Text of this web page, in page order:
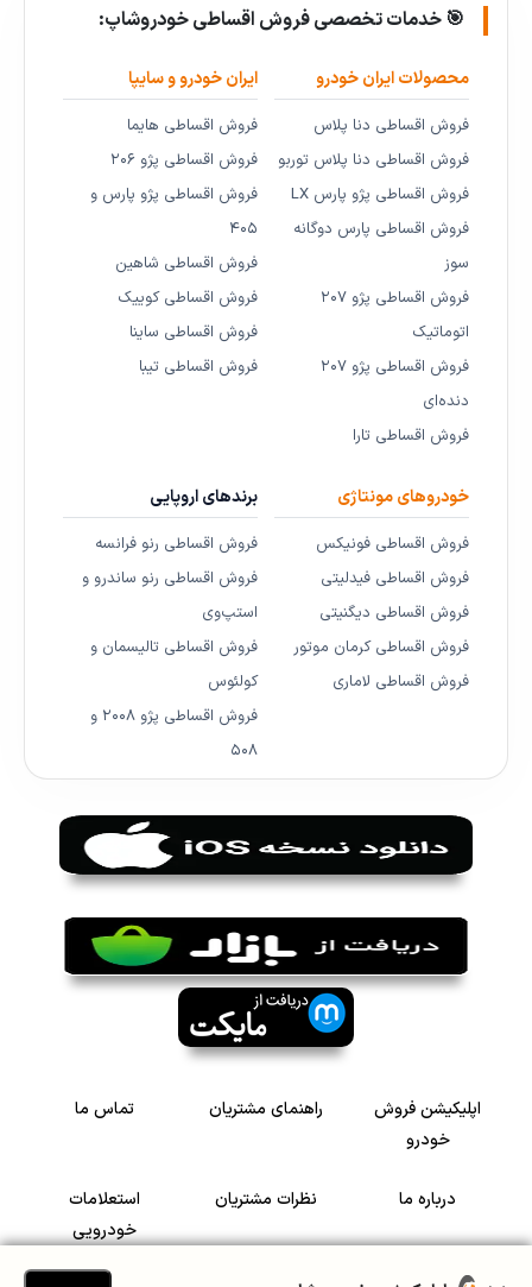
🎯 خدمات تخصصی فروش اقساطی خودروشاپ:
محصولات ایران خودرو
فروش اقساطی دنا پلاس
فروش اقساطی دنا پلاس توربو
فروش اقساطی پژو پارس LX
فروش اقساطی پارس دوگانه
سوز
فروش اقساطی پژو ۲۰۷
اتوماتیک
فروش اقساطی پژو ۲۰۷
دنده‌ای
فروش اقساطی تارا
ایران خودرو و سایپا
فروش اقساطی هایما
فروش اقساطی پژو ۲۰۶
فروش اقساطی پژو پارس و
۴۰۵
فروش اقساطی شاهین
فروش اقساطی کوییک
فروش اقساطی ساینا
فروش اقساطی تیبا
خودروهای مونتاژی
فروش اقساطی فونیکس
فروش اقساطی فیدلیتی
فروش اقساطی دیگنیتی
فروش اقساطی کرمان موتور
فروش اقساطی لاماری
برندهای اروپایی
فروش اقساطی رنو فرانسه
فروش اقساطی رنو ساندرو و
استپ‌وی
فروش اقساطی تالیسمان و
کولئوس
فروش اقساطی پژو ۲۰۰۸ و
۵۰۸
اپلیکیشن فروش
خودرو
راهنمای مشتریان تماس ما
درباره ما نظرات مشتریان
استعلامات
خودرویی